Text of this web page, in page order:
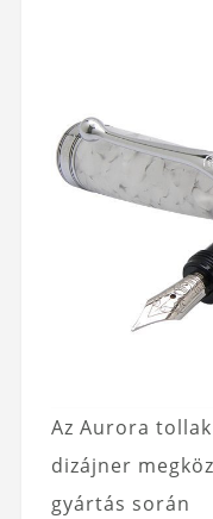
Az Aurora
dizájner
gyártás során